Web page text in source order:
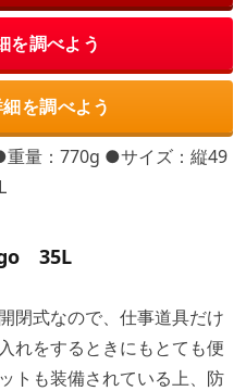
を調べよう
を調べよう
量：770g ●サイズ：縦49
35L
閉式なので、仕事道具だけ
れをするときにもとても便
トも装備されている上、防